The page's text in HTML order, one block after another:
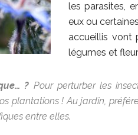
les parasites,
eux ou
accueillis vont
légumes et
? Pour perturber les
plantations ! Au jardin,
entre elles.